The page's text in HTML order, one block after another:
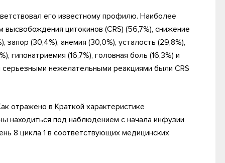
его известному профилю. Наиболее
цитокинов (CRS) (56,7%), снижение
запор (30,4%), анемия (30,0%), усталость (29,8%),
гипонатриемия (16,7%), головная боль (16,3%) и
нежелательными реакциями были CRS
отражено в Краткой характеристике
находиться под наблюдением с начала инфузии
8 цикла 1 в соответствующих медицинских